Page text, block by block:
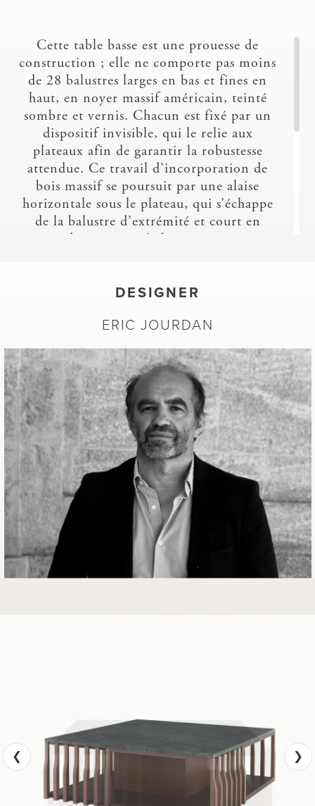
Cette table basse est une prouesse de
construction ; elle ne comporte pas moins
de 28 balustres larges en bas et fines en
haut, en noyer massif américain, teinté
sombre et vernis. Chacun est fixé par un
dispositif invisible, qui le relie aux
plateaux afin de garantir la robustesse
attendue. Ce travail d’incorporation de
bois massif se poursuit par une alaise
horizontale sous le plateau, qui s’échappe
de la balustre d’extrémité et court en
dessous jusqu’à la suivante.
retrait vient consolider l’ensemble et
de marbre de 67 kg, qui concoure aux 121
kg de l’ensemble, sans en avoir l’air pour
autant. Le centre est recouvert de placage
également, de noyer sombre ; le plateau
inférieur vient contraster par sa laque
chocolat. Il est monté sur vérins réglables,
qui le décollent du sol de 20 mm.
DESIGNER
ERIC JOURDAN